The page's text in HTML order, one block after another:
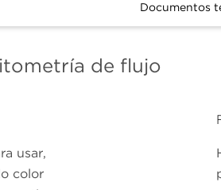
Documentos
de flujo
usar,
color